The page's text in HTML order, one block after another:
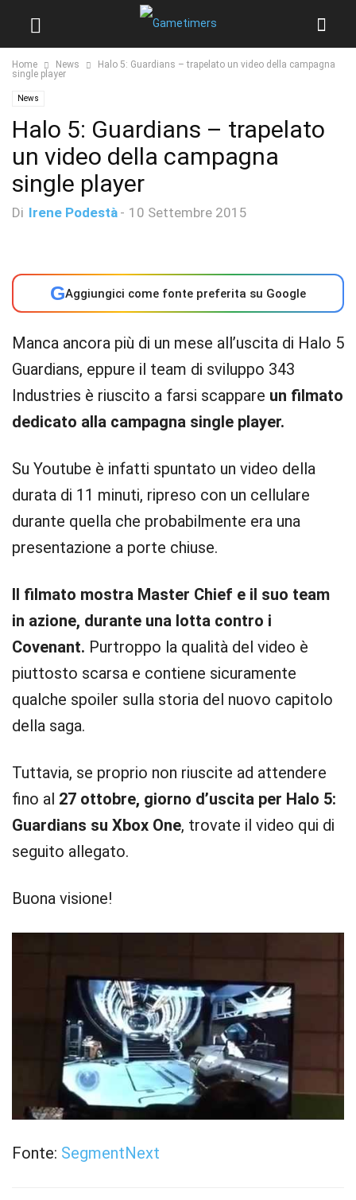
Home News
Halo 5: Guardians – trapelato un video della campagna
single player
News
Halo 5: Guardians – trapelato
un video della campagna
single player
Di Irene Podestà - 10 Settembre 2015
GAggiungici come fonte preferita su Google
Manca ancora più di un mese all’uscita di Halo 5
Guardians, eppure il team di sviluppo 343
Industries è riuscito a farsi scappare un filmato
dedicato alla campagna single player.
Su Youtube è infatti spuntato un video della
durata di 11 minuti, ripreso con un cellulare
durante quella che probabilmente era una
presentazione a porte chiuse.
Il filmato mostra Master Chief e il suo team
in azione, durante una lotta contro i
Covenant. Purtroppo la qualità del video è
piuttosto scarsa e contiene sicuramente
qualche spoiler sulla storia del nuovo capitolo
della saga.
Tuttavia, se proprio non riuscite ad attendere
fino al 27 ottobre, giorno d’uscita per Halo 5:
Guardians su Xbox One, trovate il video qui di
seguito allegato.
Buona visione!
Fonte: SegmentNext